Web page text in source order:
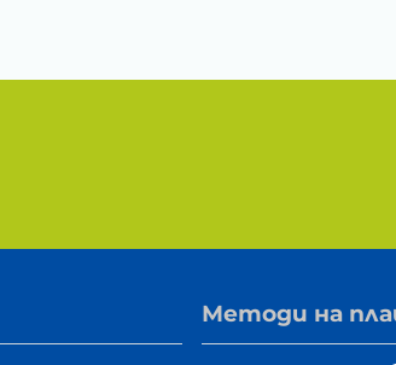
Методи на